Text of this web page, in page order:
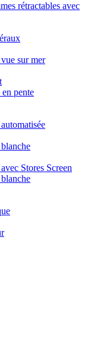
rétractables avec
sur mer
pente
Stores Screen